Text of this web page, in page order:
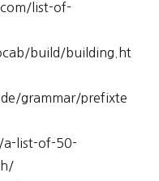
list-of-
build/building.ht
grammar/prefixte
list-of-50-